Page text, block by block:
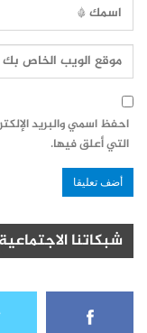
احفظ اسمي والبريد
التي أعلق فيها.
شبكاتنا الاجتماعية